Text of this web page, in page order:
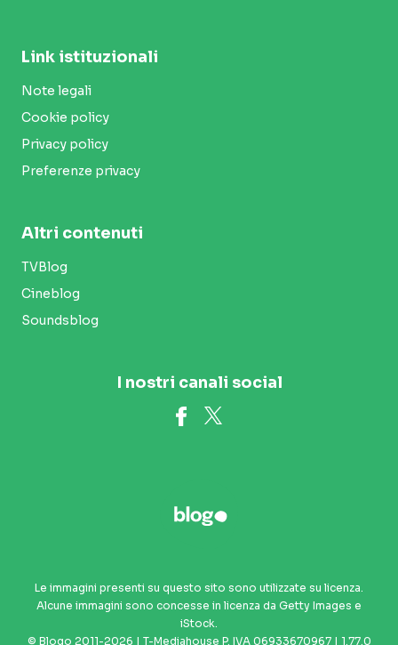
Link istituzionali
Note legali
Cookie policy
Privacy policy
Preferenze privacy
Altri contenuti
TVBlog
Cineblog
Soundsblog
I nostri canali social
Le immagini presenti su questo sito sono utilizzate su licenza.
Alcune immagini sono concesse in licenza da Getty Images e
iStock.
© Blogo 2011-2026 | T-Mediahouse P. IVA 06933670967 | 1.77.0